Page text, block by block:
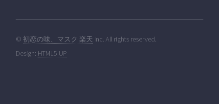
© 初恋の味、マスク 楽天 Inc. All rights reserved.
Design: HTML5 UP